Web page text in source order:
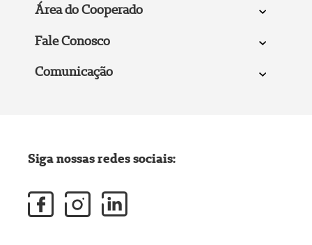
Área do Cooperado
Fale Conosco
Comunicação
Siga nossas redes sociais: